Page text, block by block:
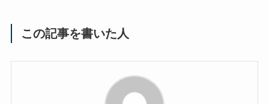
この記事を書いた人